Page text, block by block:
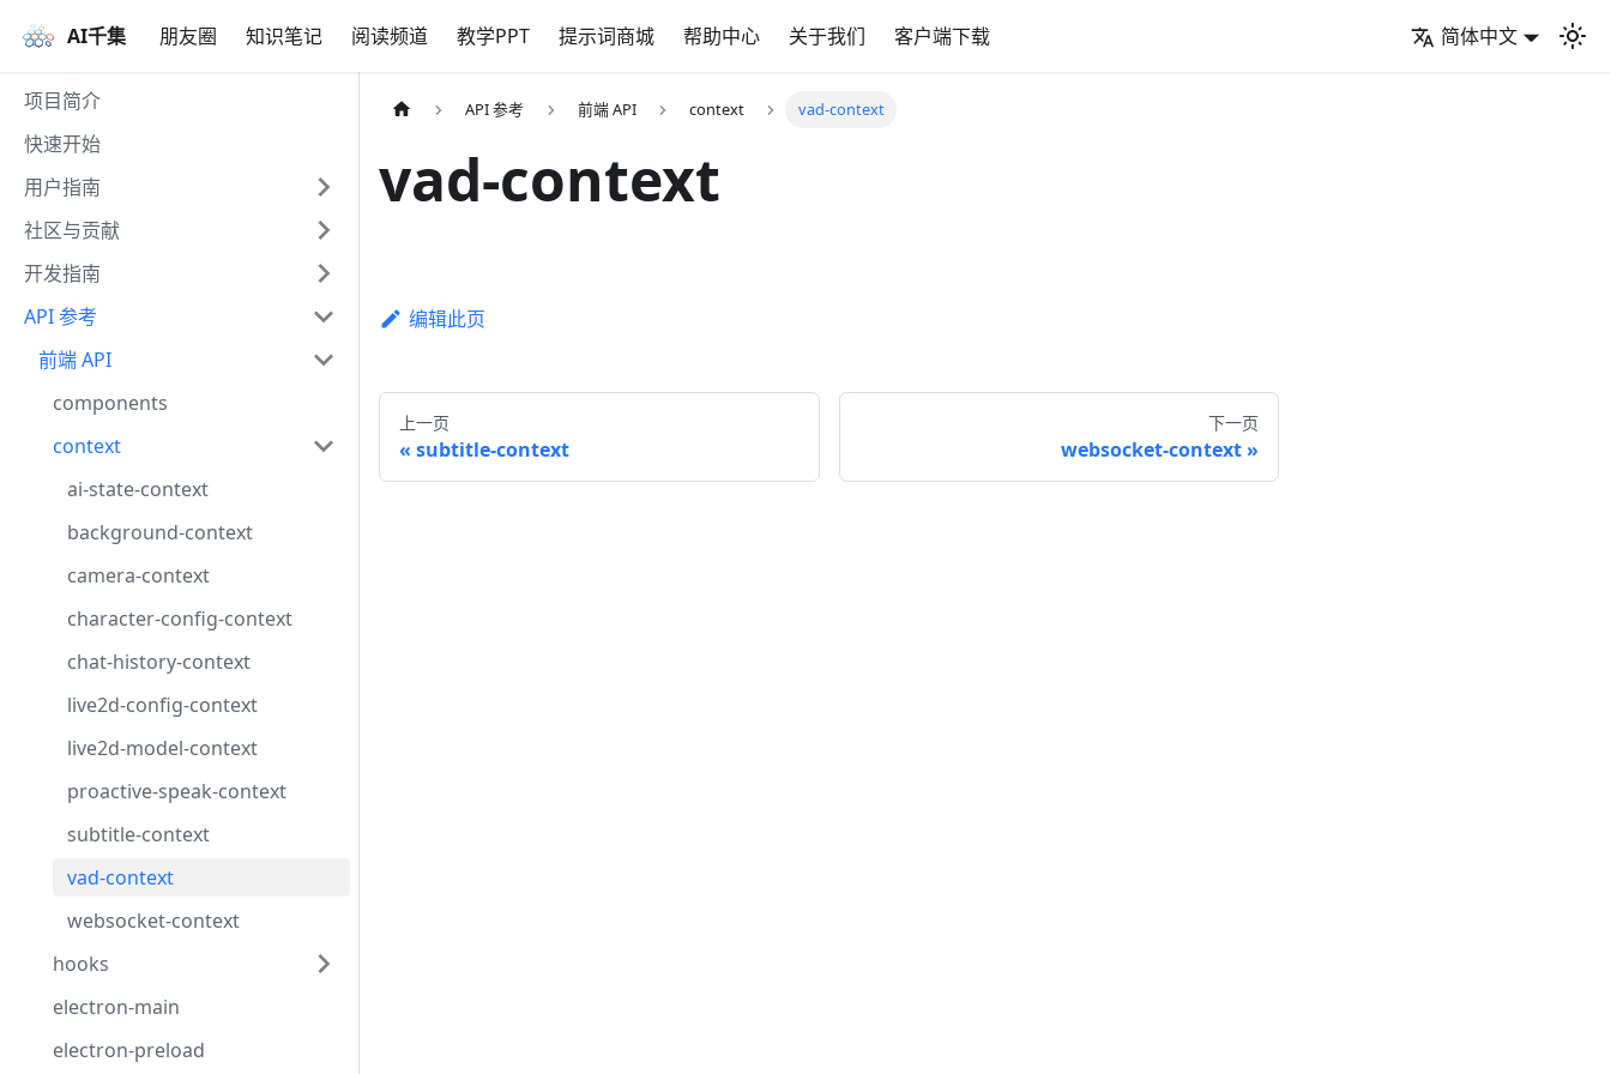
AI千集 朋友圈 知识笔记 阅读频道 教学PPT 提示词商城 帮助中心 关于我们 客户端下载 简体中文
项目简介
快速开始
用户指南
社区与贡献
开发指南
API 参考
前端 API
components
context
ai-state-context
background-context
camera-context
character-config-context
chat-history-context
live2d-config-context
live2d-model-context
proactive-speak-context
subtitle-context
vad-context
websocket-context
hooks
electron-main
electron-preload
API 参考 前端 API context vad-context
vad-context
编辑此页
上一页
subtitle-context
下一页
websocket-context